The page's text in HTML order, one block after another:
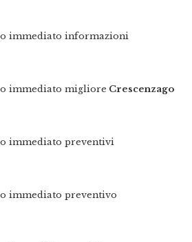
immediato informazioni
immediato migliore Crescenzago
immediato preventivi
immediato preventivo